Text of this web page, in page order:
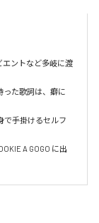
A GOGO に出